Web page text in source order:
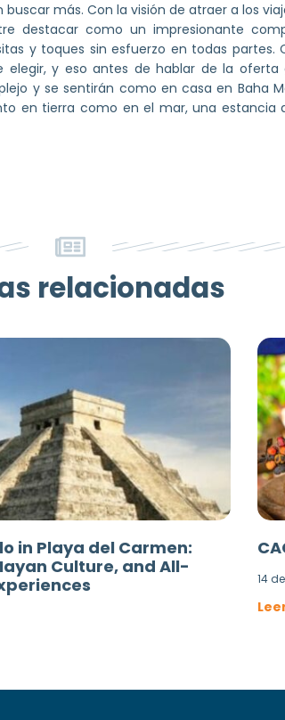
más. Con la visión de atraer a los
destacar como un impresionante
y toques sin esfuerzo en todas partes.
y eso antes de hablar de la oferta
y se sentirán como en casa en Baha
en tierra como en el mar, una estancia
relacionadas
in Playa del Carmen:
Culture, and All-
14